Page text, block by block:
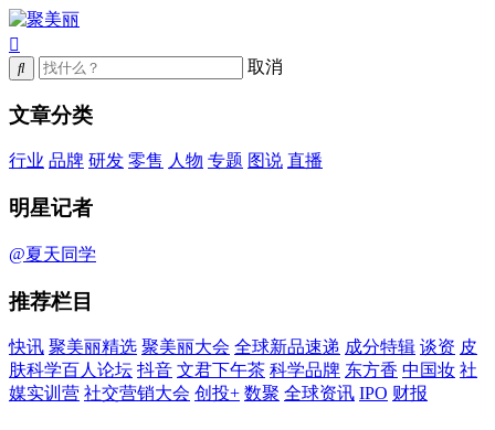
取消
文章分类
行业 品牌 研发 零售 人物 专题 图说 直播
明星记者
@夏天同学
推荐栏目
快讯 聚美丽精选 聚美丽大会 全球新品速递 成分特辑 谈资 皮
肤科学百人论坛 抖音 文君下午茶 科学品牌 东方香 中国妆 社
媒实训营 社交营销大会 创投+ 数聚 全球资讯 IPO 财报